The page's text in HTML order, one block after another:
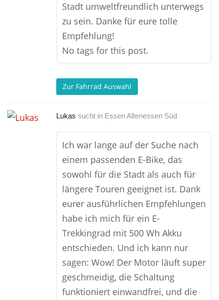
Stadt umweltfreundlich unterwegs
zu sein. Danke für eure tolle
Empfehlung!
No tags for this post.
Zur Fahrrad Auswahl
Lukas sucht in Essen Altenessen Süd
Ich war lange auf der Suche nach
einem passenden E-Bike, das
sowohl für die Stadt als auch für
längere Touren geeignet ist. Dank
eurer ausführlichen Empfehlungen
habe ich mich für ein E-
Trekkingrad mit 500 Wh Akku
entschieden. Und ich kann nur
sagen: Wow! Der Motor läuft super
geschmeidig, die Schaltung
funktioniert einwandfrei, und die